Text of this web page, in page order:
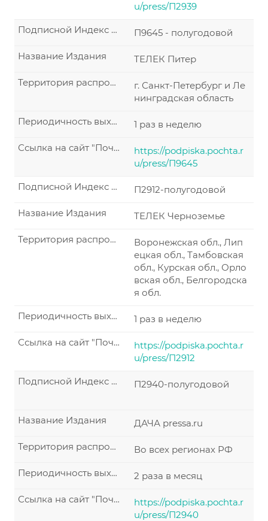
u/press/П2939
П9645 - полугодовой
Подписной Индекс по каталогу "Почта России"
ТЕЛЕК Питер
Название Издания
г. Санкт-Петербург и Ле
нинградская область
Территория распространения по подписке
1 раз в неделю
Периодичность выхода
https://podpiska.pochta.r
u/press/П9645
Ссылка на сайт "Почта России"
П2912-полугодовой
Подписной Индекс по каталогу "Почта России"
ТЕЛЕК Черноземье
Название Издания
Воронежская обл., Лип
ецкая обл., Тамбовская
обл., Курская обл., Орло
вская обл., Белгородска
я обл.
Территория распространения по подписке
1 раз в неделю
Периодичность выхода
https://podpiska.pochta.r
u/press/П2912
Ссылка на сайт "Почта России"
П2940-полугодовой
Подписной Индекс по каталогу "Почта России"
ДАЧА pressa.ru
Название Издания
Во всех регионах РФ
Территория распространения по подписке
2 раза в месяц
Периодичность выхода
https://podpiska.pochta.r
u/press/П2940
Ссылка на сайт "Почта России"